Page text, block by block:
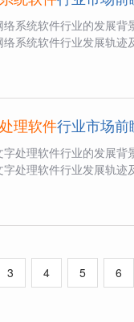
系统软件行业的发展
系统软件行业发展轨
理软件行业市场
处理软件行业的发展
处理软件行业发展轨
3 4 5 6